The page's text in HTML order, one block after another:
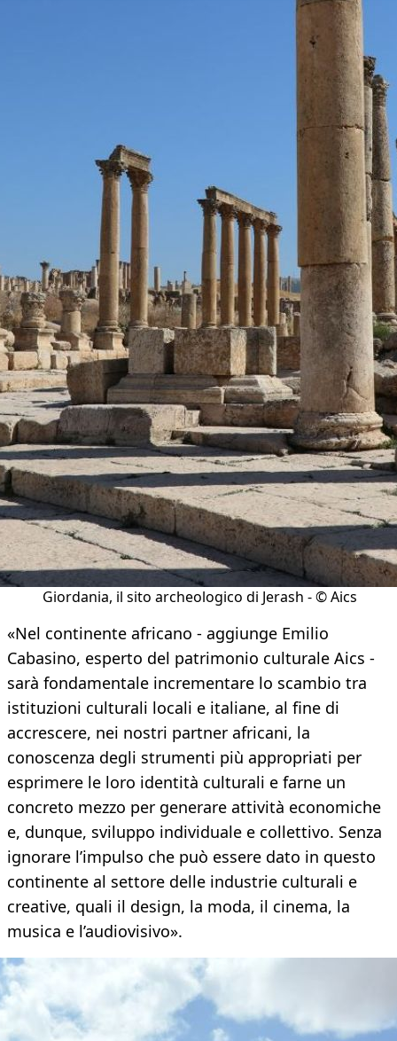
Giordania, il sito archeologico di Jerash - © Aics
«Nel continente africano - aggiunge Emilio
Cabasino, esperto del patrimonio culturale Aics -
sarà fondamentale incrementare lo scambio tra
istituzioni culturali locali e italiane, al fine di
accrescere, nei nostri partner africani, la
conoscenza degli strumenti più appropriati per
esprimere le loro identità culturali e farne un
concreto mezzo per generare attività economiche
e, dunque, sviluppo individuale e collettivo. Senza
ignorare l’impulso che può essere dato in questo
continente al settore delle industrie culturali e
creative, quali il design, la moda, il cinema, la
musica e l’audiovisivo».